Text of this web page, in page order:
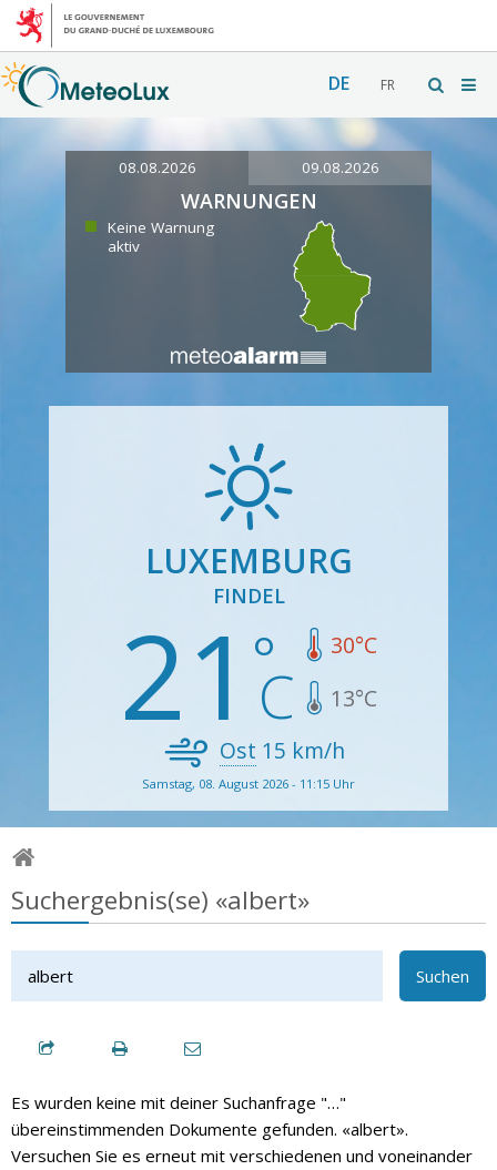
DE FR
08.08.2026 09.08.2026
WARNUNGEN
Keine Warnung
aktiv
LUXEMBURG
FINDEL
21 30°C
13°C
Ost 15 km/h
Samstag, 08. August 2026 - 11:15 Uhr
Suchergebnis(se) «albert»
Suchen
Es wurden keine mit deiner Suchanfrage "…"
übereinstimmenden Dokumente gefunden. «albert».
Versuchen Sie es erneut mit verschiedenen und voneinander